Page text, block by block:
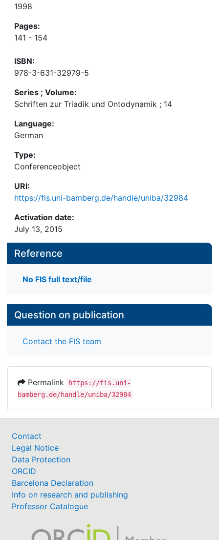
1998
Pages:
141 - 154
ISBN:
978-3-631-32979-5
Series ; Volume:
Schriften zur Triadik und Ontodynamik ; 14
Language:
German
Type:
Conferenceobject
URI:
https://fis.uni-bamberg.de/handle/uniba/32984
Activation date:
July 13, 2015
Reference
No FIS full text/file
Question on publication
Contact the FIS team
Permalink
https://fis.uni-
bamberg.de/handle/uniba/32984
Contact
Legal Notice
Data Protection
ORCID
Barcelona Declaration
Info on research and publishing
Professor Catalogue